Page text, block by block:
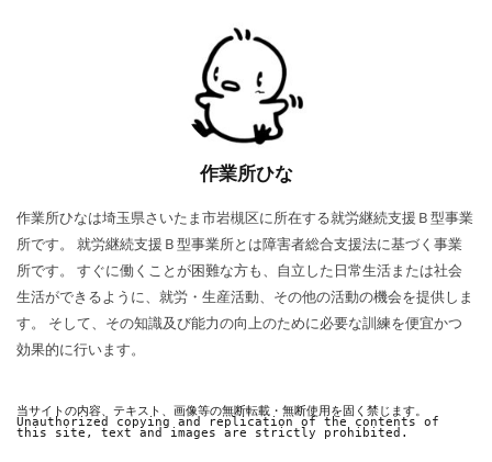
作業所ひな
作業所ひなは埼玉県さいたま市岩槻区に所在する就労継続支援Ｂ型事業
所です。 就労継続支援Ｂ型事業所とは障害者総合支援法に基づく事業
所です。 すぐに働くことが困難な方も、自立した日常生活または社会
生活ができるように、就労・生産活動、その他の活動の機会を提供しま
す。 そして、その知識及び能力の向上のために必要な訓練を便宜かつ
効果的に行います。
当サイトの内容、テキスト、画像等の無断転載・無断使用を固く禁じます。
Unauthorized copying and replication of the contents of
this site, text and images are strictly prohibited.